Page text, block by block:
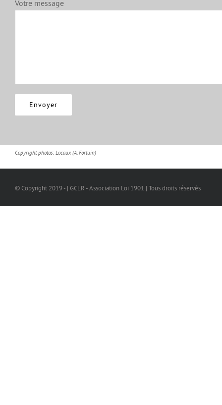
Votre message
Copyright photos: Locaux (A. Fortuin)
© Copyright 2019 - | GCLR - Association Loi 1901 | Tous droits réservés